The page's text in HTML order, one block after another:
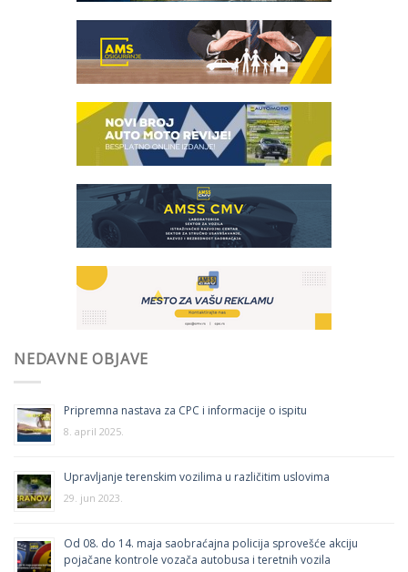
NEDAVNE OBJAVE
Pripremna nastava za CPC i informacije o ispitu
8. april 2025.
Upravljanje terenskim vozilima u različitim uslovima
29. jun 2023.
Od 08. do 14. maja saobraćajna policija sprovešće akciju
pojačane kontrole vozača autobusa i teretnih vozila